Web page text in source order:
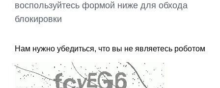
воспользуйтесь формой ниже для обхода
блокировки
Нам нужно убедиться, что вы не являетесь роботом